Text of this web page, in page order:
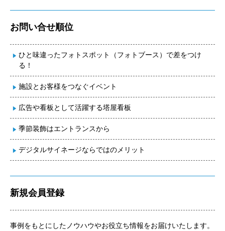
お問い合せ順位
ひと味違ったフォトスポット（フォトブース）で差をつけ
る！
施設とお客様をつなぐイベント
広告や看板として活躍する塔屋看板
季節装飾はエントランスから
デジタルサイネージならではのメリット
新規会員登録
事例をもとにしたノウハウやお役立ち情報をお届けいたします。